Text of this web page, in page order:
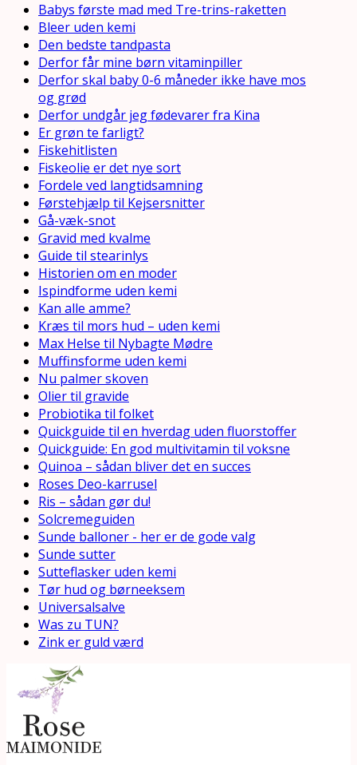
Babys første mad med Tre-trins-raketten
Bleer uden kemi
Den bedste tandpasta
Derfor får mine børn vitaminpiller
Derfor skal baby 0-6 måneder ikke have mos
og grød
Derfor undgår jeg fødevarer fra Kina
Er grøn te farligt?
Fiskehitlisten
Fiskeolie er det nye sort
Fordele ved langtidsamning
Førstehjælp til Kejsersnitter
Gå-væk-snot
Gravid med kvalme
Guide til stearinlys
Historien om en moder
Ispindforme uden kemi
Kan alle amme?
Kræs til mors hud – uden kemi
Max Helse til Nybagte Mødre
Muffinsforme uden kemi
Nu palmer skoven
Olier til gravide
Probiotika til folket
Quickguide til en hverdag uden fluorstoffer
Quickguide: En god multivitamin til voksne
Quinoa – sådan bliver det en succes
Roses Deo-karrusel
Ris – sådan gør du!
Solcremeguiden
Sunde balloner - her er de gode valg
Sunde sutter
Sutteflasker uden kemi
Tør hud og børneeksem
Universalsalve
Was zu TUN?
Zink er guld værd